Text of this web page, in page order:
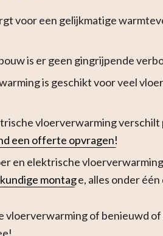
voor een gelijkmatige
is er geen gingrijpende
is geschikt voor veel
vloerverwarming verschilt
een offerte opvragen!
en elektrische
montage, alles onder één
vloerverwarming of benieuwd